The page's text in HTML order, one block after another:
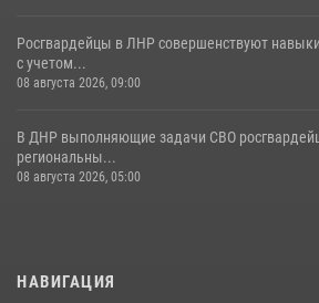
Росгвардейцы в ЛНР совершенствуют
с учетом...
08 августа 2026, 09:00
В ДНР выполняющие задачи СВО
региональны...
08 августа 2026, 05:00
НАВИГАЦИЯ